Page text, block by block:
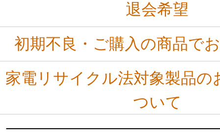
退会希望
初期不良・ご購入の商品で
家電リサイクル法対象製品の
ついて